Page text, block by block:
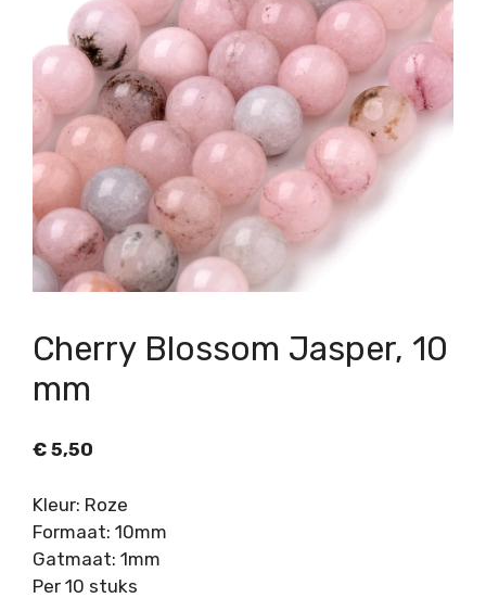
Cherry Blossom Jasper, 10
mm
€ 5,50
Kleur: Roze
Formaat: 10mm
Gatmaat: 1mm
Per 10 stuks